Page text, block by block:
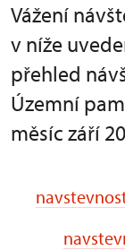
Vážení
v níže
přehled
Územní
měsíc září